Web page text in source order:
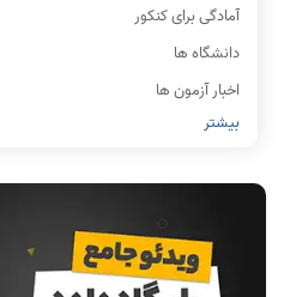
آمادگی برای کنکور
دانشگاه ها
اخبار آزمون ها
IT
معماری کامپیوتر
ریاضیات گسسته
بیشتر